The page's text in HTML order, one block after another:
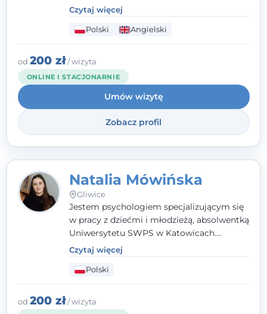
traktuję jak osobną historię, którą poznaję,
budując relację opartą na zaufaniu i
empatii. Przyjmuję w Poradni Teraply.pl w
Gliwicach oraz online, po polsku i po
angielsku.
Czytaj więcej
Polski Angielski
od 200 zł/ wizyta
ONLINE I STACJONARNIE
Umów wizytę
Zobacz profil
Natalia Mówińska
Gliwice
Jestem psychologiem specjalizującym się
w pracy z dziećmi i młodzieżą, absolwentką
Uniwersytetu SWPS w Katowicach.
Prowadzę konsultacje oraz terapię
nastawioną na potrzeby dziecka i jego
rodziny. Najważniejsze jest dla mnie
stworzenie bezpiecznego miejsca, w
którym dziecko czuje się zauważone i
zrozumiane.
Czytaj więcej
Polski
od 200 zł/ wizyta